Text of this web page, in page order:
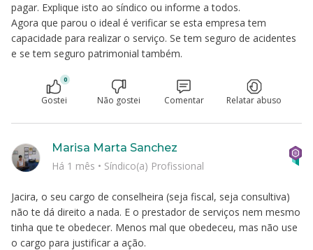
pagar. Explique isto ao síndico ou informe a todos.
Agora que parou o ideal é verificar se esta empresa tem
capacidade para realizar o serviço. Se tem seguro de acidentes
e se tem seguro patrimonial também.
0
Gostei Não gostei Comentar Relatar abuso
Jacira, o seu cargo de conselheira (seja fiscal, seja consultiva)
não te dá direito a nada. E o prestador de serviços nem mesmo
tinha que te obedecer. Menos mal que obedeceu, mas não use
o cargo para justificar a ação.
Marisa Marta Sanchez
Há 1 mês • Síndico(a) Profissional